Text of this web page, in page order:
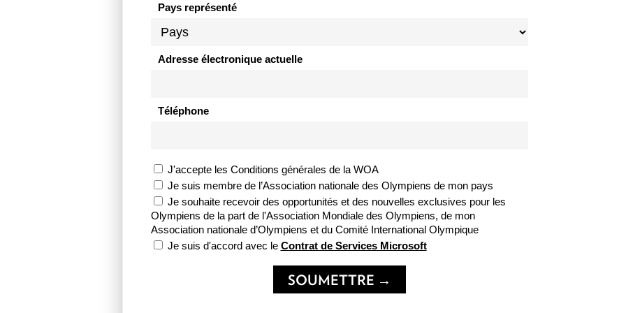
Pays représenté
Adresse électronique actuelle
Téléphone
J'accepte les Conditions générales de la WOA
Je suis membre de l’Association nationale des Olympiens de mon pays
Je souhaite recevoir des opportunités et des nouvelles exclusives pour les
Olympiens de la part de l'Association Mondiale des Olympiens, de mon
Association nationale d’Olympiens et du Comité International Olympique
Je suis d'accord avec le Contrat de Services Microsoft
SOUMETTRE →